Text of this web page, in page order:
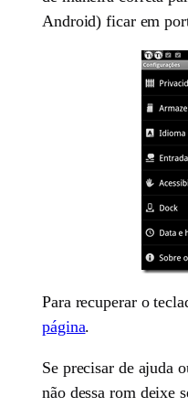
Android) ficar em
Para recuperar o
página.
Se precisar de ajuda
não dessa rom deixe